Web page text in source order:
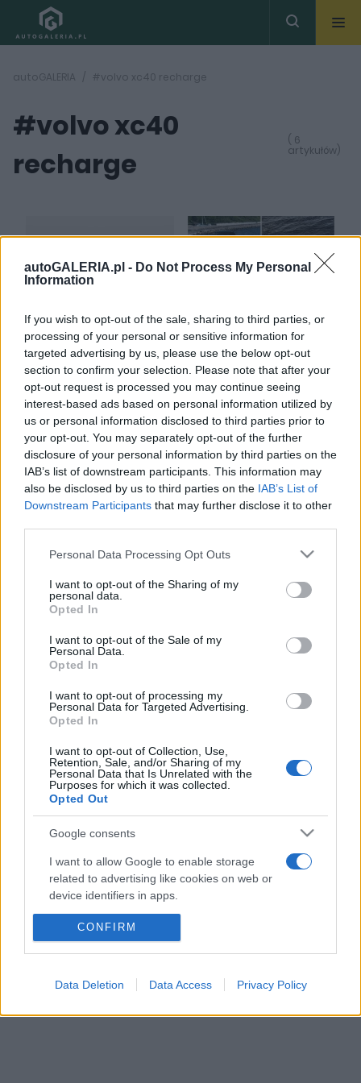
autoGALERIA.pl - Do Not Process My Personal
Information
If you wish to opt-out of the sale, sharing to third parties, or
processing of your personal or sensitive information for
targeted advertising by us, please use the below opt-out
section to confirm your selection. Please note that after your
opt-out request is processed you may continue seeing
interest-based ads based on personal information utilized by
us or personal information disclosed to third parties prior to
your opt-out. You may separately opt-out of the further
disclosure of your personal information by third parties on the
IAB’s list of downstream participants. This information may
also be disclosed by us to third parties on the IAB’s List of
Downstream Participants that may further disclose it to other
Please note that this website/app uses one or more Google
not limited to your visit or usage behaviour. You may click to
grant or deny consent to Google and its third-party tags to
use your data for below specified purposes in below Google
consent section.
Personal Data Processing Opt Outs
I want to opt-out of the Sharing of my
personal data.
Opted In
I want to opt-out of the Sale of my
Personal Data.
Opted In
I want to opt-out of processing my
Personal Data for Targeted Advertising.
Opted In
I want to opt-out of Collection, Use,
Retention, Sale, and/or Sharing of my
Personal Data that Is Unrelated with the
Purposes for which it was collected.
Opted Out
Google consents
I want to allow Google to enable storage
related to advertising like cookies on web or
device identifiers in apps.
I want to allow my user data to be sent to
Google for online advertising purposes.
I want to allow Google to send me
personalized advertising.
CONFIRM
Data Deletion Data Access Privacy Policy
autoGALERIA #volvo xc40 recharge
#volvo xc40
recharge
( 6
artykułów)
9 ZDJĘĆ
PRODUCENCI I RYNEK
Przednionapędowe
Volvo stało się
tylnonapędowe. XC40 i
C40 zyskują nowe
wersje elektryczne
Redakcja autoGALERIA.pl
CIEKAWOSTKI
Na Bornholm w
elektrycznym Volvo.
Podróż, którą warto
zaliczyć
Maciej Kuchno
ELEKTROMOBILNOŚĆ
Kabel przestaje mieć
sens. Volvo wprowadza
szybkie
ładowanie aut
Maciej Kuchno
TESTY
Volvo XC40 Recharge
Twin Motor. Jak żyje się
z elektrykiem? - TEST
6 ZDJĘĆ
PRODUCENCI I RYNEK
Nowe Volvo XC90
będzie ostatnim
benzynowym Volvo.
Chyba, to zależy od nas
Marcin Napieraj
17 ZDJĘĆ
elektryfikację
Maciej Kuchno